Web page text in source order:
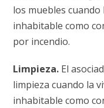
los muebles
inhabitable como
por incendio.
Limpieza. El
limpieza cuando la
inhabitable como